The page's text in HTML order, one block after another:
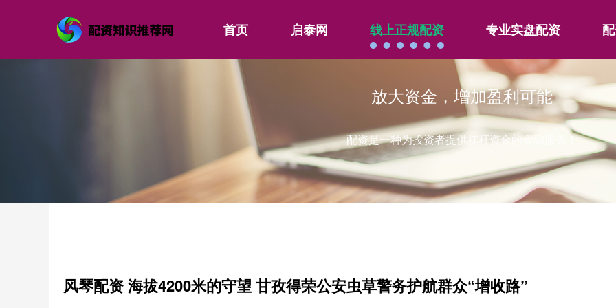
首页 启泰网 线上正规配资 专业实盘配资
放大资金，增加盈利可能
配资是一种为投资者提供杠杆资金的金融服务！
风琴配资 海拔4200米的守望 甘孜得荣公安虫草警务护航群众“增收路”